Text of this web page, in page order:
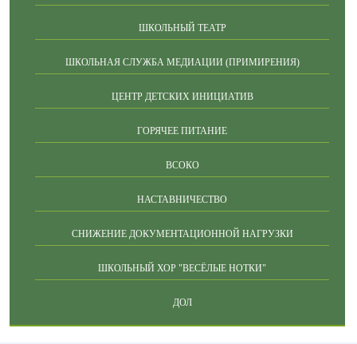
ШКОЛЬНЫЙ ТЕАТР
ШКОЛЬНАЯ СЛУЖБА МЕДИАЦИИ (ПРИМИРЕНИЯ)
ЦЕНТР ДЕТСКИХ ИНИЦИАТИВ
ГОРЯЧЕЕ ПИТАНИЕ
ВСОКО
НАСТАВНИЧЕСТВО
СНИЖЕНИЕ ДОКУМЕНТАЦИОННОЙ НАГРУЗКИ
ШКОЛЬНЫЙ ХОР "ВЕСЁЛЫЕ НОТКИ"
ДОЛ